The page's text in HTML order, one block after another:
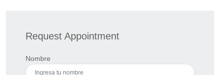
Request Appointment
Nombre